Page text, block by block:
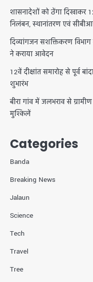
शासनादेशों को ठेंगा दिखाकर
निलंबन, स्थानांतरण एवं
दिव्यांगजन सशक्तिकरण
ने कराया आवेदन
12वें दीक्षांत समारोह से पूर्व
शुभारंभ
बीरा गांव में जलभराव से
मुश्किलें
Categories
Banda
Breaking News
Jalaun
Science
Tech
Travel
Tree